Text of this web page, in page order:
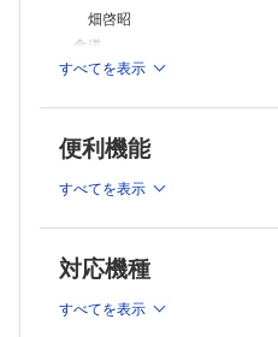
畑啓昭
食道
胃
大腸
膵臓・脾臓
2章 代表的な消化器症状
腹痛
すべてを表示
便利機能
すべてを表示
対応機種
すべてを表示